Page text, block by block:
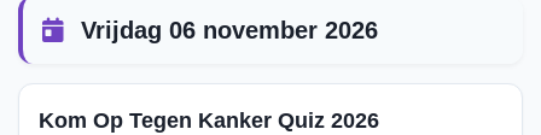
Vrijdag 06 november 2026
Kom Op Tegen Kanker Quiz 2026